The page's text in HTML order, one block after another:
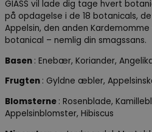
GIASS vil lade dig tage hvert
på opdagelse i de 18 botanicals,
Appelsin, den anden
botanical – nemlig din smagssans.
Basen : Enebær, Koriander,
Frugten : Gyldne æbler,
Blomsterne : Rosenblade,
Appelsinblomster, Hibiscus